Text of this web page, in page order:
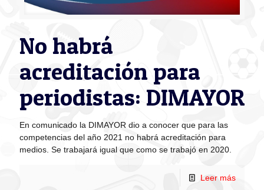
No habrá
acreditación para
periodistas: DIMAYOR
En comunicado la DIMAYOR dio a conocer que para las
competencias del año 2021 no habrá acreditación para
medios. Se trabajará igual que como se trabajó en 2020.
Leer más